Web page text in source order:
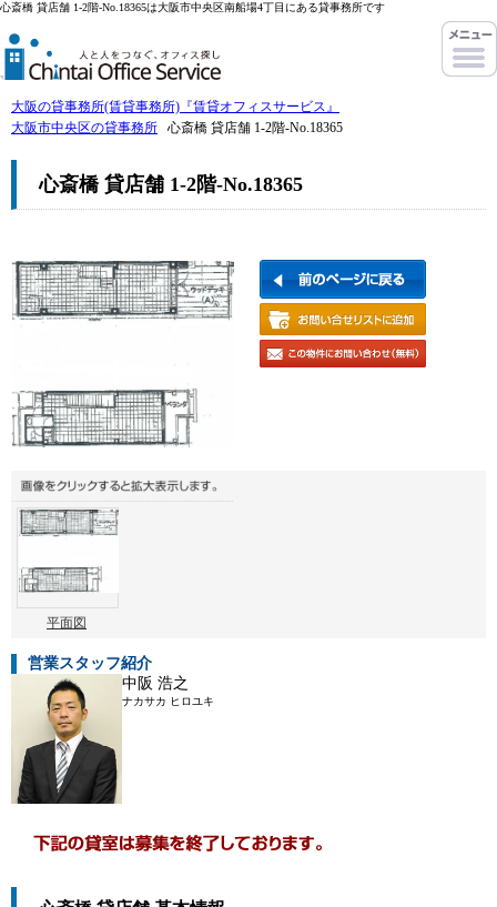
心斎橋 貸店舗 1-2階-No.18365は大阪市中央区南船場4丁目にある貸事務所です
大阪の貸事務所(賃貸事務所)『賃貸オフィスサービス』
大阪市中央区の貸事務所
心斎橋 貸店舗 1-2階-No.18365
心斎橋 貸店舗 1-2階-No.18365
平面図
営業スタッフ紹介
中阪 浩之
ナカサカ ヒロユキ